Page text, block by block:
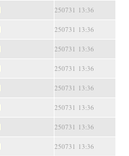
250731 13:36
250731 13:36
250731 13:36
250731 13:36
250731 13:36
250731 13:36
250731 13:36
250731 13:36